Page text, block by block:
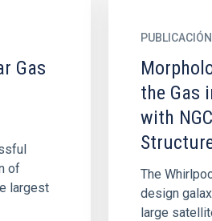
Gas
of
largest
PUBLICACIÓN
the Gas
with
The
design
large